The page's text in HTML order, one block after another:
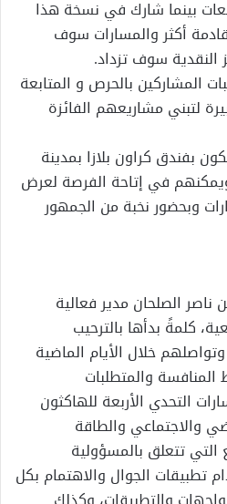
العام الماضي ٨ جامعات بينما شارك في نسخة هذا
القادمة أكثر والمسارات سوف
النقدية سوف تزداد.
المشاركين بالحرص و المتابعة
لتبني مشاريعهم الفائزة
بفندق كراون بلازا بمدينة
في إتاحة الفرصة لعرض
وبحضور نخبة من الجمهور
ناصر الصلحان مدير فعالية
كلمةً بدأها بالترحيب
خلال الأيام الماضية
والمتطلبات
التحدي الأربعة للهاكثون
والاجتماعي والطاقة
التي تتعلق بالمسؤولية
تطبيقات الجوال والاهتمام بكل